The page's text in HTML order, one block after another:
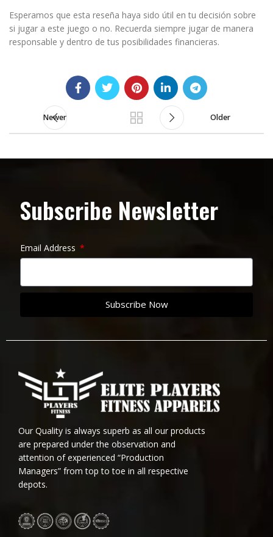
Esperamos que esta reseña haya sido útil en tu decisión sobre
si jugar a este juego o no. Recuerda siempre jugar de manera
responsable y dentro de tus posibilidades financieras.
Newer Older
Subscribe Newsletter
Email Address
Subscribe Now
Our Quality is always superb as all our products
are prepared under the observation and
attention of experienced “Production
Managers” from top to toe in all respective
depots.